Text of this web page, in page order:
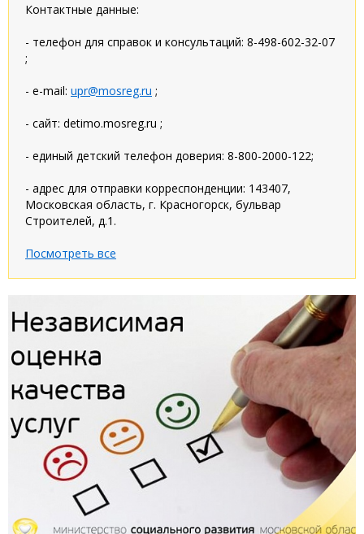
Контактные данные:
- телефон для справок и консультаций: 8-498-602-32-07
;
- e-mail: upr@mosreg.ru ;
- сайт: detimo.mosreg.ru ;
- единый детский телефон доверия: 8-800-2000-122;
- адрес для отправки корреспонденции: 143407,
Московская область, г. Красногорск, бульвар
Строителей, д.1.
Посмотреть все